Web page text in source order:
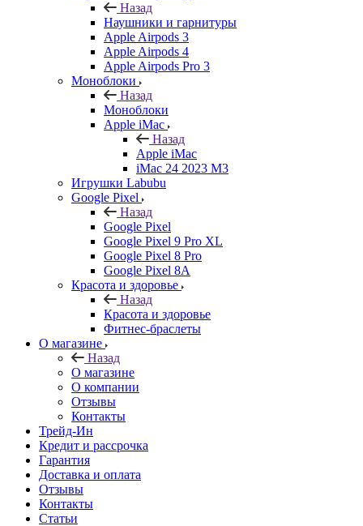
Назад
Наушники и гарнитуры
Apple Airpods 3
Apple Airpods 4
Apple Airpods Pro 3
Моноблоки
Назад
Моноблоки
Apple iMac
Назад
Apple iMac
iMac 24 2023 M3
Игрушки Labubu
Google Pixel
Назад
Google Pixel
Google Pixel 9 Pro XL
Google Pixel 8 Pro
Google Pixel 8A
Красота и здоровье
Назад
Красота и здоровье
Фитнес-браслеты
О магазине
Назад
О магазине
О компании
Отзывы
Контакты
Трейд-Ин
Кредит и рассрочка
Гарантия
Доставка и оплата
Отзывы
Контакты
Статьи